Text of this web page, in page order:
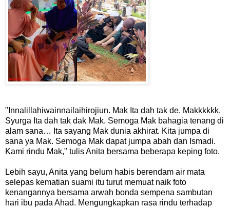
"Innalillahiwainnailaihirojiun. Mak Ita dah tak de. Makkkkkk.
Syurga Ita dah tak dak Mak. Semoga Mak bahagia tenang di
alam sana… Ita sayang Mak dunia akhirat. Kita jumpa di
sana ya Mak. Semoga Mak dapat jumpa abah dan Ismadi.
Kami rindu Mak," tulis Anita bersama beberapa keping foto.
Lebih sayu, Anita yang belum habis berendam air mata
selepas kematian suami itu turut memuat naik foto
kenangannya bersama arwah bonda sempena sambutan
hari ibu pada Ahad. Mengungkapkan rasa rindu terhadap